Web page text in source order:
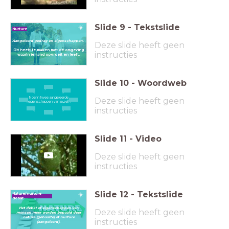
Nurture
Aangeleerd gedrag en eigenschappen.
Dit heeft te maken met de omgeving
waarin iemand opgroeit en leeft.
Slide 9 - Tekstslide
Deze slide heeft geen
instructies
Noem twee aangeleerde
eigenschappen van jezelf
Slide 10 - Woordweb
Deze slide heeft geen
instructies
Slide 11 - Video
Deze slide heeft geen
instructies
Nature/nurture
debat
Het debat of eigenschappen van
mensen meer worden bepaald door
nature (geboorte) of nurture
(aangeleerd).
Slide 12 - Tekstslide
Deze slide heeft geen
instructies